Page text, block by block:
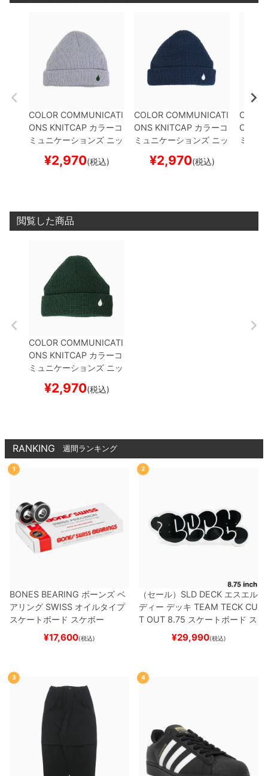
COLOR COMMUNICATI
ONS KNITCAP カラーコ
ミュニケーションズ ニッ
GREYスケートボー
¥2,970(税込)
COLOR COMMUNICATI
ONS KNITCAP カラーコ
ミュニケーションズ ニッ
NAVYスケートボー
¥2,970(税込)
ONS
ミュニ
閲覧した商品
COLOR COMMUNICATI
ONS KNITCAP カラーコ
ミュニケーションズ ニッ
DARK GREENスケ
¥2,970(税込)
RANKING 週間ランキング
1
BONES BEARING ボーンズ ベ
アリング SWISS オイルタイプ
スケートボード スケボー
¥17,600(税込)
2
（セール） SLD DECK エスエル
ディー デッキ TEAM TECK CU
T OUT 8.75 スケートボード ス
¥29,990(税込)
3 4